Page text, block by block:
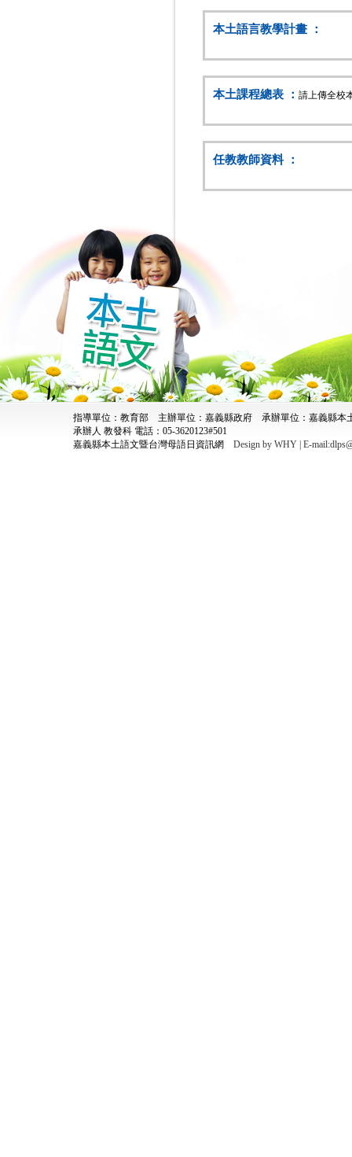
本土語言教學計畫 ：
本土課程總表 ： 請上傳全校
任教教師資料 ：
指導單位：教育部 主辦單位：嘉義縣政府 承辦單位：嘉義縣
承辦人 教發科 電話：05-3620123#501
嘉義縣本土語文暨台灣母語日資訊網 Design by WHY | E-